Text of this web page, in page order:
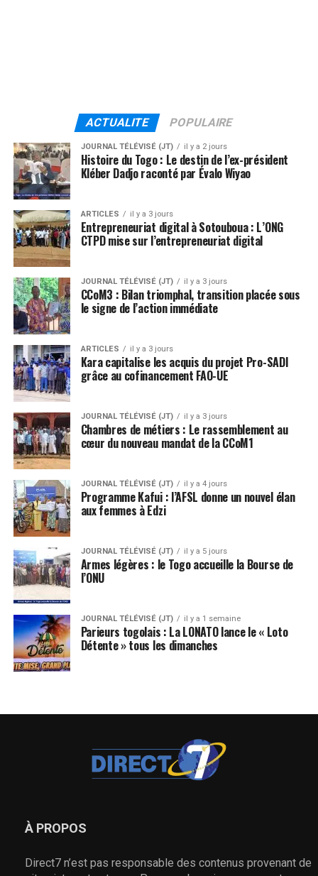
ACTUALITE POPULAIRE
JOURNAL TÉLÉVISÉ (JT) il y a 2 jours
Histoire du Togo : Le destin de l’ex-président
Kléber Dadjo raconté par Évalo Wiyao
ARTICLES il y a 3 jours
Entrepreneuriat digital à Sotouboua : L’ONG
CTPD mise sur l’entrepreneuriat digital
JOURNAL TÉLÉVISÉ (JT) il y a 3 jours
CCoM3 : Bilan triomphal, transition placée sous
le signe de l’action immédiate
ARTICLES il y a 3 jours
Kara capitalise les acquis du projet Pro-SADI
grâce au cofinancement FAO-UE
JOURNAL TÉLÉVISÉ (JT) il y a 3 jours
Chambres de métiers : Le rassemblement au
cœur du nouveau mandat de la CCoM1
JOURNAL TÉLÉVISÉ (JT) il y a 4 jours
Programme Kafui : l’AFSL donne un nouvel élan
aux femmes à Edzi
JOURNAL TÉLÉVISÉ (JT) il y a 5 jours
Armes légères : le Togo accueille la Bourse de
l’ONU
JOURNAL TÉLÉVISÉ (JT) il y a 1 semaine
Parieurs togolais : La LONATO lance le « Loto
Détente » tous les dimanches
À PROPOS
Direct7 n’est pas responsable des contenus provenant de